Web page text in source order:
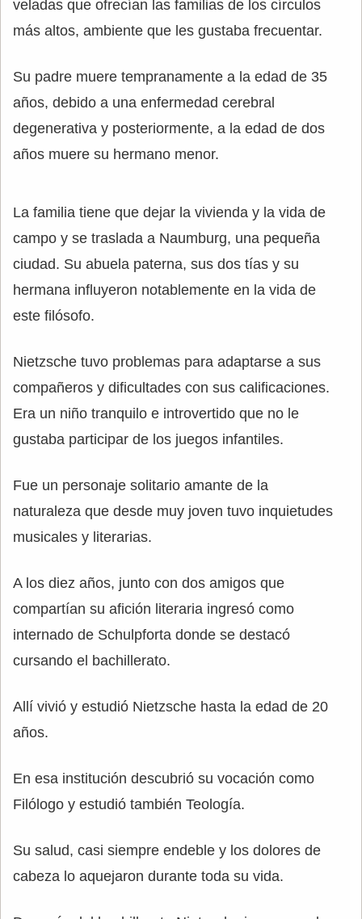
veladas que ofrecían las familias de los círculos
más altos, ambiente que les gustaba frecuentar.
Su padre muere tempranamente a la edad de 35
años, debido a una enfermedad cerebral
degenerativa y posteriormente, a la edad de dos
años muere su hermano menor.
La familia tiene que dejar la vivienda y la vida de
campo y se traslada a Naumburg, una pequeña
ciudad. Su abuela paterna, sus dos tías y su
hermana influyeron notablemente en la vida de
este filósofo.
Nietzsche tuvo problemas para adaptarse a sus
compañeros y dificultades con sus calificaciones.
Era un niño tranquilo e introvertido que no le
gustaba participar de los juegos infantiles.
Fue un personaje solitario amante de la
naturaleza que desde muy joven tuvo inquietudes
musicales y literarias.
A los diez años, junto con dos amigos que
compartían su afición literaria ingresó como
internado de Schulpforta donde se destacó
cursando el bachillerato.
Allí vivió y estudió Nietzsche hasta la edad de 20
años.
En esa institución descubrió su vocación como
Filólogo y estudió también Teología.
Su salud, casi siempre endeble y los dolores de
cabeza lo aquejaron durante toda su vida.